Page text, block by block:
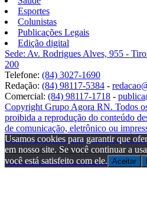
Esportes
Colunistas
Publicações Legais
Edição digital
Sede: Av. Rodrigues Alves, 955 -
200
Telefone: (84) 3027-1690
Redação: (84) 98117-5384 -
Comercial: (84) 98117-1718 -
Copyright Grupo Agora RN. Todos
proibida a reprodução do conteúdo
de comunicação, eletrônico ou
Usamos cookies para garantir que
em nosso site. Se você continuar a
você está satisfeito com ele. Aceitar